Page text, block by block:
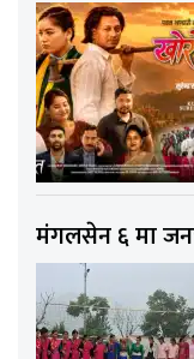
मंगलसेन ६ मा